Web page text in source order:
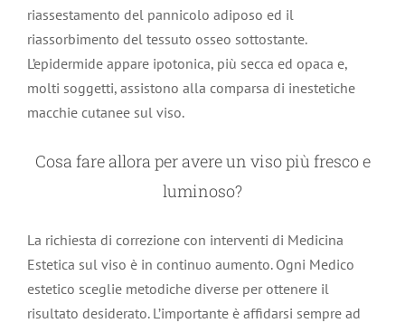
riassestamento del pannicolo adiposo ed il
riassorbimento del tessuto osseo sottostante.
L’epidermide appare ipotonica, più secca ed opaca e,
molti soggetti, assistono alla comparsa di inestetiche
macchie cutanee sul viso.
Cosa fare allora per avere un viso più fresco e
luminoso?
La richiesta di correzione con interventi di Medicina
Estetica sul viso è in continuo aumento. Ogni Medico
estetico sceglie metodiche diverse per ottenere il
risultato desiderato. L’importante è affidarsi sempre ad